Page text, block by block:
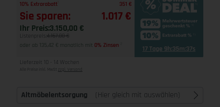
10% Extrarabatt
351 €
Sie sparen: 1.017 €
Ihr Preis:3.150,00 €
Listenpreis: 4.167,00 €
oder ab 135,42 € monatlich mit 0% Zinsen 17 Tage 9h:35m:36s
Lieferzeit 10 - 14 Wochen
Alle Preise inkl. MwSt zzgl. Versand
Altmöbelentsorgung (Hier gleich mit auswählen)